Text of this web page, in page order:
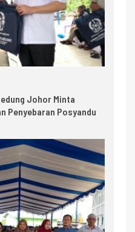
Johor Minta
Penyebaran Posyandu